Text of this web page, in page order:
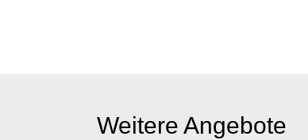
Weitere Angebote